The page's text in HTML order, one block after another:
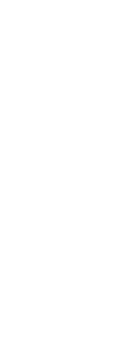
するプログ
ションを務
役の酒井博
式会社武蔵
教育共創事
つである株
亙さんを訪
うにビジネ
か？」をテ
でデザイナ
bdpが目